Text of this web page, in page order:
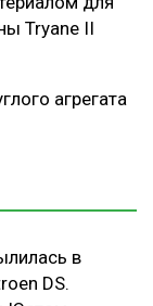
Tryane II
агрегата
в
DS.